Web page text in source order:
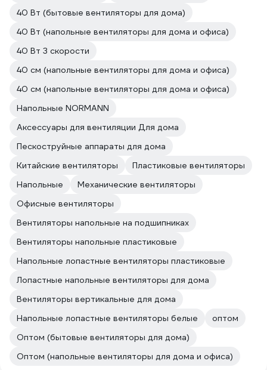
40 Вт (бытовые вентиляторы для дома)
40 Вт (напольные вентиляторы для дома и офиса)
40 Вт 3 скорости
40 см (напольные вентиляторы для дома и офиса)
40 см (напольные вентиляторы для дома и офиса)
Напольные NORMANN
Аксессуары для вентиляции Для дома
Пескоструйные аппараты для дома
Китайские вентиляторы
Пластиковые вентиляторы
Напольные
Механические вентиляторы
Офисные вентиляторы
Вентиляторы напольные на подшипниках
Вентиляторы напольные пластиковые
Напольные лопастные вентиляторы пластиковые
Лопастные напольные вентиляторы для дома
Вентиляторы вертикальные для дома
Напольные лопастные вентиляторы белые
оптом
Оптом (бытовые вентиляторы для дома)
Оптом (напольные вентиляторы для дома и офиса)